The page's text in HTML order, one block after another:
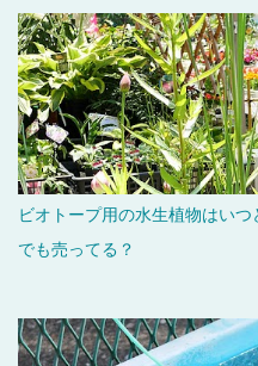
ビオトープ用の水生植物はい
でも売ってる？